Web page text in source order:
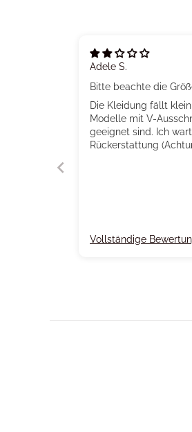
Adele S.
Bitte beachte die
Die Kleidung fällt
Modelle mit V-
geeignet sind. Ich
Rückerstattung
Vollständige